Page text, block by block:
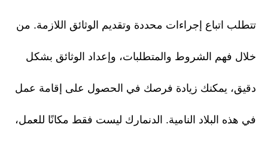
تتطلب اتباع إجراءات محددة وتقديم الوثائق اللازمة. من
خلال فهم الشروط والمتطلبات، وإعداد الوثائق بشكل
دقيق، يمكنك زيادة فرصك في الحصول على إقامة عمل
في هذه البلاد النامية. الدنمارك ليست فقط مكانًا للعمل،